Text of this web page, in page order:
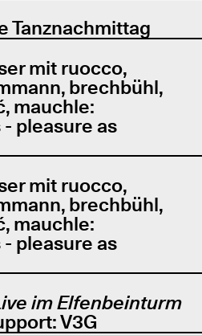
Tanznachmittag
mit ruocco,
brechbühl,
mauchle:
pleasure as
mit ruocco,
brechbühl,
mauchle:
pleasure as
im Elfenbeinturm
V3G